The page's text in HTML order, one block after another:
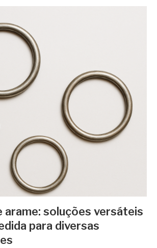
arame: soluções versáteis
para diversas